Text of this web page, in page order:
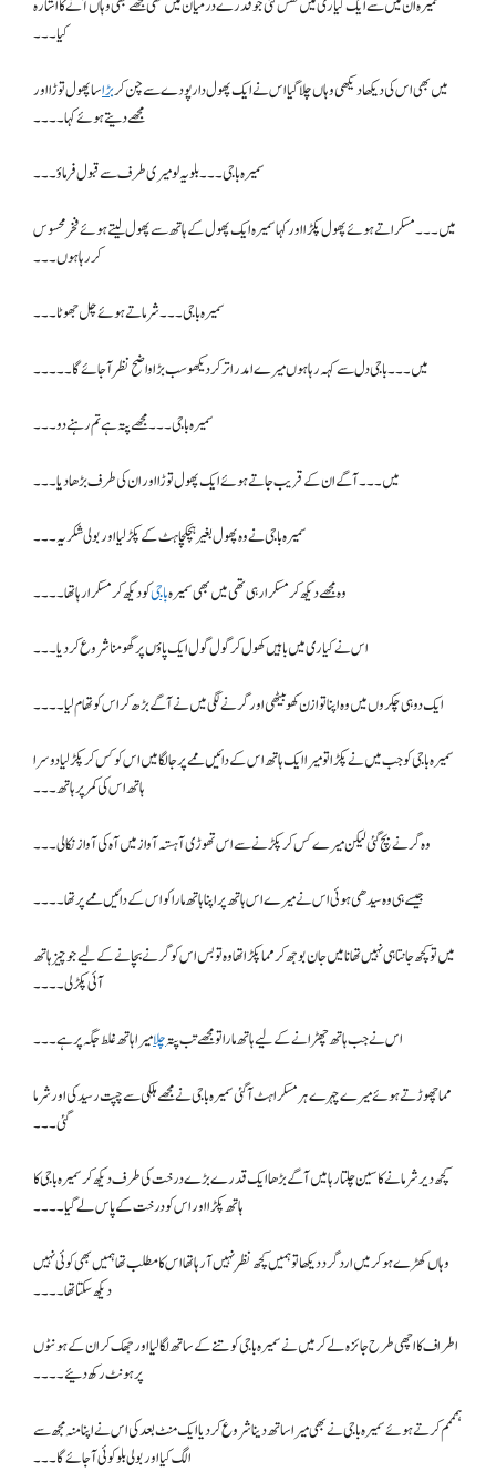
سمیرہ ان میں سے ایک کیاری میں گھس گئی جو قدرے درمیان میں تھی مجھے بھی وہاں آنے کا اشارہ
کیا۔۔۔
میں بھی اس کی دیکھا دیکھی وہاں چلا گیا اس نے ایک پھول دار پودے سے چن کربڑاسا پھول توڑا اور
مجھے دیتے ہوئے کہا۔۔۔۔
سمیرہ باجی۔۔۔ بلو یہ لو میری طرف سے قبول فرماؤ۔۔۔
میں۔۔۔ مسکراتے ہوئے پھول پکڑا اور کہا سمیرہ ایک پھول کے ہاتھ سے پھول لیتے ہوئے فخر محسوس
کر رہا ہوں۔۔۔
سمیرہ باجی۔۔۔ شرماتے ہوئے چل جھوٹا ۔۔۔
میں۔۔۔ باجی دل سے کہہ رہا ہوں میرے امدر اتر کر دیکھو سب بڑا واضح نظر آجائے گا۔۔۔۔۔
سمیرہ باجی۔۔۔ مجھے پتہ ہے تم رہنے دو ۔۔۔
میں۔۔۔ آگے ان کے قریب جاتے ہوئے ایک پھول توڑا اور ان کی طرف بڑھا دیا ۔۔۔
سمیرہ باجی نے وہ پھول بغیر ہچکچاہٹ کے پکڑ لیا اور بولی شکریہ۔۔۔
وہ مجھے دیکھ کر مسکرا رہی تھی میں بھی سمیرہباجیکو دیکھ کر مسکرا رہا تھا۔۔۔۔
اس نے کیاری میں باہیں کھول کر گول گول ایک پاؤں پر گھومنا شروع کر دیا ۔۔۔
ایک دو ہی چکروں میں وہ اپنا توازن کھو بیٹھی اور گرنے لگی میں نے آگے بڑھ کر اس کو تھام لیا۔۔۔۔
سمیرہ باجی کو جب میں نے پکڑا تو میرا ایک ہاتھ اس کے دائیں ممے پر جا لگا میں اس کو کس کر پکڑ لیا دوسرا
ہاتھ اس کی کمر پر ہاتھ۔۔۔
وہ گرنے بچ گئی لیکن میرے کس کر پکڑنے سے اس تھوڑی آہستہ آواز میں آہ کی آواز نکالی ۔۔۔
جیسے ہی وہ سیدھی ہوئی اس نے میرے اس ہاتھ پر اپنا ہاتھ مارا کو اس کےدائیں ممے پر تھا۔۔۔۔
میں تو کچھ جانتا ہی نہیں تھا نا میں جان بوجھ کر مما پکڑا تھا وہ تو بس اس کو گرنے بچانے کے لیے جو چیز ہاتھ
آئی پکڑ لی۔۔۔۔
اس نے جب ہاتھ چھڑانے کے لیے ہاتھ مارا تو مجھے تب پتہچلامیرا ہاتھ غلط جگہ پر ہے۔۔۔
مما چھوڑتے ہوئے میرے چہرے ہر مسکراہٹ آگئی سمیرہ باجی نے مجھے ہلکی سے چپت رسید کی اور شرما
گئی۔۔۔
کچھ دیر شرمانے کا سین چلتا رہا میں آگے بڑھا ایک قدرے بڑے درخت کی طرف دیکھ کر سمیرہ باجی کا
ہاتھ پکڑا اور اس کو درخت کے پاس لے گیا۔۔۔۔
وہاں کھڑے ہو کر میں ارد گرد دیکھا تو ہمیں کچھ نظر نہیں آ رہا تھا اس کا مطلب تھا ہمیں بھی کوئی نہیں
دیکھ سکتا تھا۔۔۔۔
اطراف کا اچھی طرح جائزہ لے کر میں نے سمیرہ باجی کو تنے کے ساتھ لگا لیا اور جھک کر ان کے ہونٹوں
پر ہونٹ رکھ دئیے۔۔۔۔
ہمممم کرتے ہوئے سمیرہ باجی نے بھی میرا ساتھ دینا شروع کر دیا ایک منٹ بعد کی اس نے اپنا منہ مجھ سے
الگ کیا اور بولی بلو کوئی آجائے گا۔۔۔